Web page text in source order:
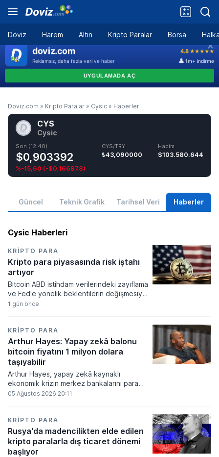
Döviz Harem Altın Kripto Paralar Borsa
Doviz.com » Kripto Paralar » Cysic » Haberler
CYS
Cysic
Son (12:40)
$0,903392
%-15,60 (-$0,166978)
CYS/TRY
₺43,090000
Hacim
$103.580.644
Güncel Teknik Grafik Tarihsel Veri Haberler
Cysic Haberleri
KRIPTO PARA
Kripto para piyasasında risk iştahı
artıyor
Bitcoin ABD istihdam verilerindeki zayıflama
ve Fed'e yönelik beklentilerin değişmesiyle
haftayı yükselişle kapattı. Kripto para
açıklanacak enflasyon rakamlarına ve
küresel gelişmelere çevrildi.
1 gün önce
KRIPTO PARA
Arthur Hayes: Yapay zekâ balonu
bitcoin fiyatını 1 milyon dolara
taşıyabilir
Arthur Hayes, yapay zekâ kaynaklı
ekonomik krizin merkez bankalarını para
basmaya zorlayacağını ve bu durumun
kayıplarının tetikleyeceği kredi krizinin
küresel likidite artışına yol açacağını belirtti
ve bitcoinin bu süreçte en hızlı tepki veren
varlık olacağı vurguladı.
05 Ağustos 2026 20:11
KRIPTO PARA
Rusya'da madencilikten elde edilen
kripto paralarla dış ticaret dönemi
başlıyor